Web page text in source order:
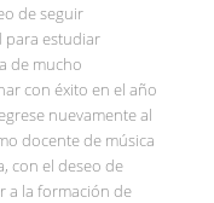
de seguir
para estudiar
de mucho
con éxito en el año
nuevamente al
docente de música
con el deseo de
a la formación de